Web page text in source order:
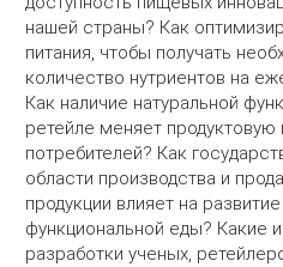
нашей страны? Как
питания, чтобы получать
количество нутриентов на
Как наличие натуральной
ретейле меняет продуктовую
потребителей? Как
области производства и
продукции влияет на
функциональной еды? Какие
разработки ученых,